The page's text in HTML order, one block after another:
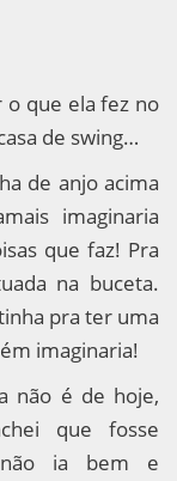
que ela fez no
de swing…
de anjo acima
imaginaria
que faz! Pra
na buceta.
pra ter uma
imaginaria!
não é de hoje,
que fosse
não ia bem e